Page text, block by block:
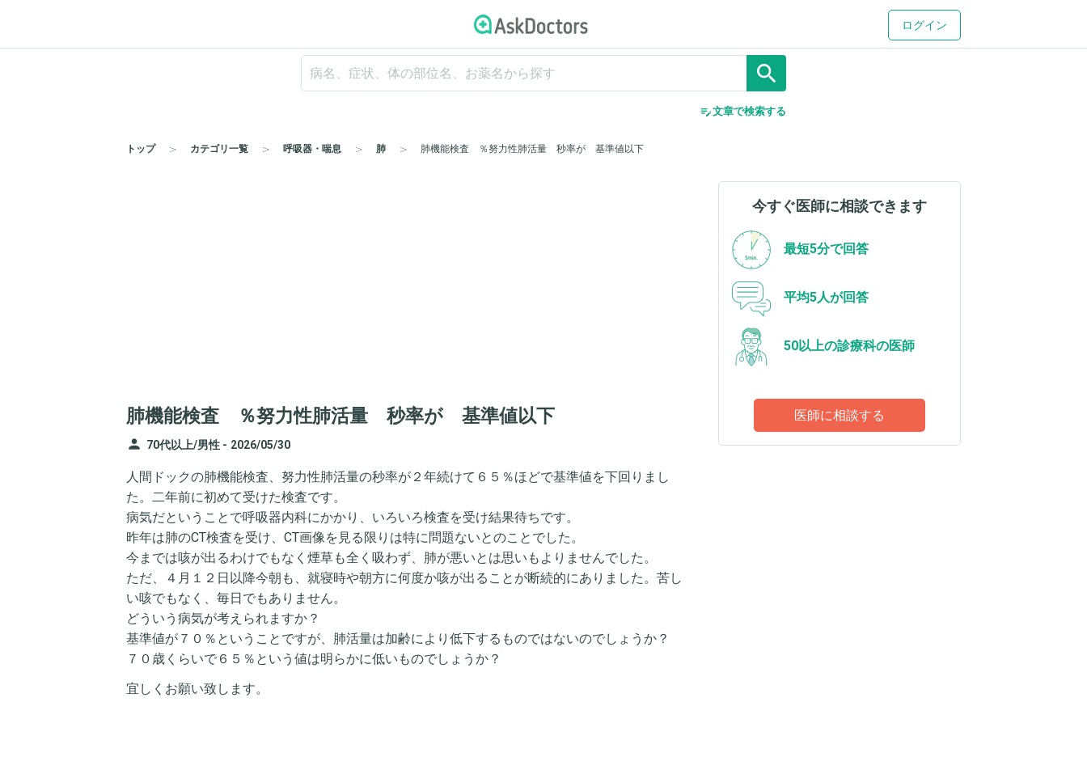
ログイン
search
edit_note文章で検索する
トップ カテゴリ一覧 呼吸器・喘息 肺 肺機能検査 ％努力性肺活量 秒率が 基準値以下
肺機能検査 ％努力性肺活量 秒率が 基準値以下
person 70代以上/男性 - 2026/05/30
人間ドックの肺機能検査、努力性肺活量の秒率が２年続けて６５％ほどで基準値を下回りまし
た。二年前に初めて受けた検査です。
病気だということで呼吸器内科にかかり、いろいろ検査を受け結果待ちです。
昨年は肺のCT検査を受け、CT画像を見る限りは特に問題ないとのことでした。
今までは咳が出るわけでもなく煙草も全く吸わず、肺が悪いとは思いもよりませんでした。
ただ、４月１２日以降今朝も、就寝時や朝方に何度か咳が出ることが断続的にありました。苦し
い咳でもなく、毎日でもありません。
どういう病気が考えられますか？
基準値が７０％ということですが、肺活量は加齢により低下するものではないのでしょうか？
７０歳くらいで６５％という値は明らかに低いものでしょうか？
宜しくお願い致します。
今すぐ医師に相談できます
最短5分で回答
平均5人が回答
50以上の診療科の医師
医師に相談する